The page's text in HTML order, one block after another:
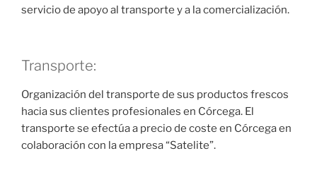
servicio de apoyo al transporte y a la comercialización.
Transporte:
Organización del transporte de sus productos frescos
hacia sus clientes profesionales en Córcega. El
transporte se efectúa a precio de coste en Córcega en
colaboración con la empresa “Satelite”.